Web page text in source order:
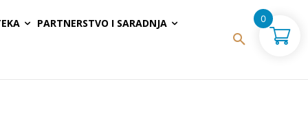
PARTNERSTVO I SARADNJA 0